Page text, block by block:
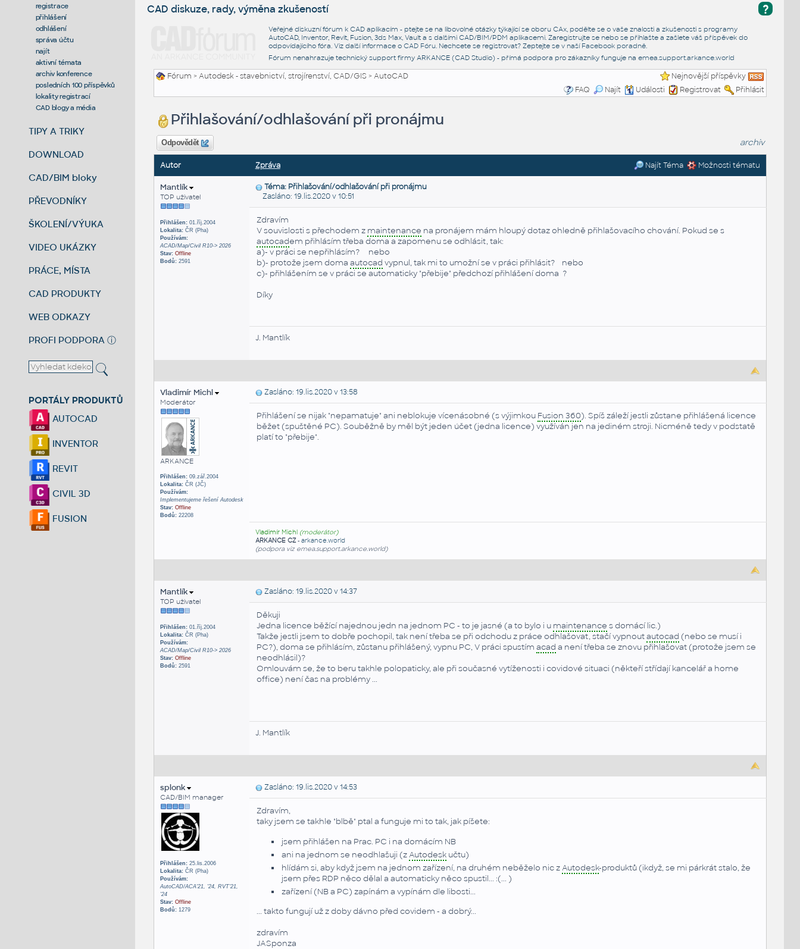
registrace
přihlášení
odhlášení
správa účtu
najít
aktivní témata
archiv konference
posledních 100 příspěvků
lokality registrací
CAD blogy a média
TIPY A TRIKY
DOWNLOAD
CAD/BIM bloky
PŘEVODNÍKY
ŠKOLENÍ/VÝUKA
VIDEO UKÁZKY
PRÁCE, MÍSTA
CAD PRODUKTY
WEB ODKAZY
PROFI PODPORA ⓘ
PORTÁLY PRODUKTŮ
AUTOCAD
INVENTOR
REVIT
CIVIL 3D
FUSION
?
CAD diskuze, rady, výměna zkušeností
Veřejné diskuzní fórum k CAD aplikacím - ptejte se na libovolné otázky týkající se oboru CAx, podělte se o vaše znalosti a zkušenosti s programy
AutoCAD, Inventor, Revit, Fusion, 3ds Max, Vault a s dalšími CAD/BIM/PDM aplikacemi. Zaregistrujte se nebo se přihlašte a zašlete váš příspěvek do
odpovídajícího fóra. Viz další informace o CAD Fóru. Nechcete se registrovat? Zeptejte se v naší Facebook poradně.
Fórum nenahrazuje technický support firmy ARKANCE (CAD Studio) - přímá podpora pro zákazníky funguje na emea.support.arkance.world
Fórum >Autodesk - stavebnictví, strojírenství, CAD/GIS>AutoCAD
Nejnovější příspěvky
FAQ
Najít Události Registrovat Přihlásit
Přihlašování/odhlašování při pronájmu
Odpovědět archiv
Autor Zpráva Najít Téma Možnosti tématu
Mantlík
TOP uživatel
Přihlášen:01.říj.2004
Lokalita:ČR (Pha)
Používám:
ACAD/Map/Civil R10-> 2026
Stav: Offline
Bodů:2591
Téma: Přihlašování/odhlašování při pronájmu
Zasláno: 19.lis.2020 v 10:51
Zdravím
V souvislosti s přechodem z maintenance na pronájem mám hloupý dotaz ohledně přihlašovacího chování. Pokud se s
autocadem přihlásím třeba doma a zapomenu se odhlásit, tak:
a)- v práci se nepřihlásím? nebo
b)- protože jsem doma autocad vypnul, tak mi to umožní se v práci přihlásit? nebo
c)- přihlášením se v práci se automaticky "přebije" předchozí přihlášení doma ?
Díky
J. Mantlík
Vladimír Michl
Moderátor
ARKANCE
Přihlášen:09.zář.2004
Lokalita:ČR (JČ)
Používám:
Implementujeme řešení Autodesk
Stav: Offline
Bodů:22208
Zasláno: 19.lis.2020 v 13:58
Přihlášení se nijak "nepamatuje" ani neblokuje vícenásobné (s výjimkou Fusion 360). Spíš záleží jestli zůstane přihlášená licence
běžet (spuštěné PC). Souběžně by měl být jeden účet (jedna licence) využíván jen na jediném stroji. Nicméně tedy v podstatě
platí to "přebije".
Vladimír Michl (moderátor)
ARKANCE CZ- arkance.world
(podpora viz emea.support.arkance.world)
Mantlík
TOP uživatel
Přihlášen:01.říj.2004
Lokalita:ČR (Pha)
Používám:
ACAD/Map/Civil R10-> 2026
Stav: Offline
Bodů:2591
Zasláno: 19.lis.2020 v 14:37
Děkuji
Jedna licence běžící najednou jedn na jednom PC - to je jasné (a to bylo i u maintenance s domácí lic.)
Takže jestli jsem to dobře pochopil, tak není třeba se při odchodu z práce odhlašovat, stačí vypnoutautocad (nebo se musí i
PC?), doma se přihlásím, zůstanu přihlášený, vypnu PC, V práci spustím acad a není třeba se znovu přihlašovat (protože jsem se
neodhlásil)?
Omlouvám se, že to beru takhle polopaticky, ale při současné vytíženosti i covidové situaci (někteří střídají kancelář a home
office) není čas na problémy ...
J. Mantlík
splonk
CAD/BIM manager
Přihlášen:25.lis.2006
Lokalita:ČR (Pha)
Používám:
AutoCAD/ACA'21, '24, RVT'21,
'24
Stav: Offline
Bodů:1279
Zasláno: 19.lis.2020 v 14:53
Zdravím,
taky jsem se takhle "blbě" ptal a funguje mi to tak, jak píšete:
jsem přihlášen na Prac. PC i na domácím NB
ani na jednom se neodhlašuji (zAutodeskučtu)
hlídám si, aby když jsem na jednom zařízení, na druhém neběželo nic zAutodesk-produktů (ikdyž, se mi párkrát stalo, že
jsem přes RDP něco dělal a automaticky něco spustil... :(... )
zařízení (NB a PC) zapínám a vypínám dle libosti...
... takto fungují už z doby dávno před covidem - a dobrý...
zdravím
JASponza